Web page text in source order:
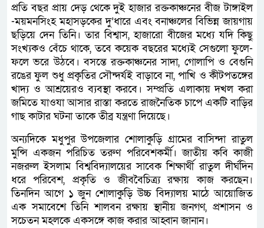
প্রতি বছর প্রায় দেড় থেকে দুই হাজার রক্তকাঞ্চনের বীজ টাঙ্গাইল
-ময়মনসিংহ মহাসড়কের দু’ধারে এবং বনাঞ্চলের বিভিন্ন জায়গায়
ছড়িয়ে দেন তিনি। তার বিশ্বাস, হাজারো বীজের মধ্যে যদি কিছু
সংখ্যকও বেঁচে থাকে, তবে কয়েক বছরের মধ্যেই সেগুলো ফুলে-
ফলে ভরে উঠবে। বসন্তে রক্তকাঞ্চনের সাদা, গোলাপি ও বেগুনি
রঙের ফুল শুধু প্রকৃতির সৌন্দর্যই বাড়াবে না, পাখি ও কীটপতঙ্গের
খাদ্য ও আশ্রয়েরও ব্যবস্থা করবে। সম্প্রতি এলাকায় দখল করা
জমিতে যাওযা আসার রাস্তা করতে রাজনৈতিক চাপে একটি বাড়ির
গাছ কাটার ঘটনা তাকে তীব্র যন্ত্রণা দিয়েছে।
অন্যদিকে মধুপুর উপজেলার শোলাকুড়ি গ্রামের বাসিন্দা রাতুল
মুন্সি একজন পরিচিত তরুণ পরিবেশকর্মী। জাতীয় কবি কাজী
নজরুল ইসলাম বিশ্ববিদ্যালয়ের সাবেক শিক্ষার্থী রাতুল দীর্ঘদিন
ধরে পরিবেশ, প্রকৃতি ও জীববৈচিত্র্য রক্ষায় কাজ করছেন।
তিনদিন আগে ১ জুন শোলাকুড়ি উচ্চ বিদ্যালয় মাঠে আয়োজিত
এক সমাবেশে তিনি শালবন রক্ষায় স্থানীয় জনগণ, প্রশাসন ও
সচেতন মহলকে একসঙ্গে কাজ করার আহ্বান জানান।